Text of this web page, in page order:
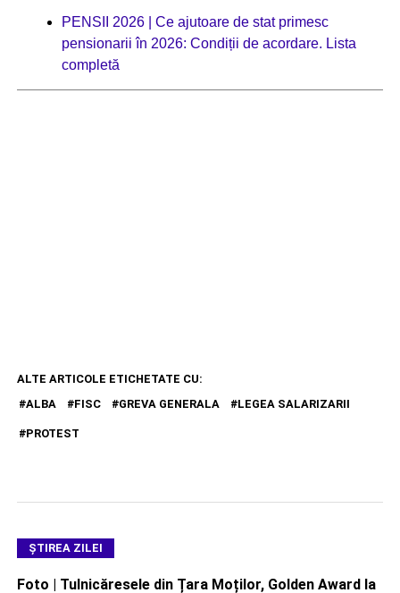
PENSII 2026 | Ce ajutoare de stat primesc
pensionarii în 2026: Condiții de acordare. Lista
completă
ALTE ARTICOLE ETICHETATE CU:
ALBA
FISC GREVA GENERALA LEGEA SALARIZARII
PROTEST
ŞTIREA ZILEI
Foto | Tulnicăresele din Țara Moților, Golden Award la